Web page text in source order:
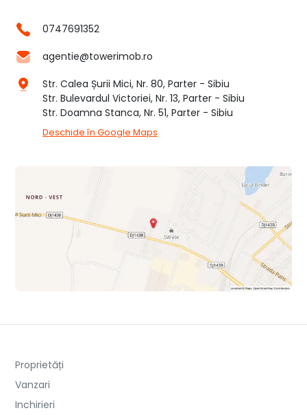
0747691352
agentie@towerimob.ro
Str. Calea Șurii Mici, Nr. 80, Parter - Sibiu
Str. Bulevardul Victoriei, Nr. 13, Parter - Sibiu
Str. Doamna Stanca, Nr. 51, Parter - Sibiu
Deschide în Google Maps
Proprietăți
Vanzari
Inchirieri